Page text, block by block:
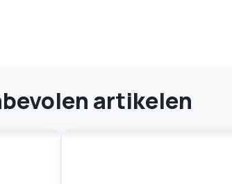
artikelen